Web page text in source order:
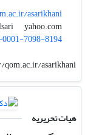
asarikhani
adelsari
yahoo.com
7098-8194
asarikhani
هیات تحریریه